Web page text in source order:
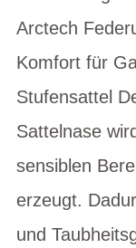
Arctech
Komfort für
Stufensattel
Sattelnase
sensiblen
erzeugt.
und